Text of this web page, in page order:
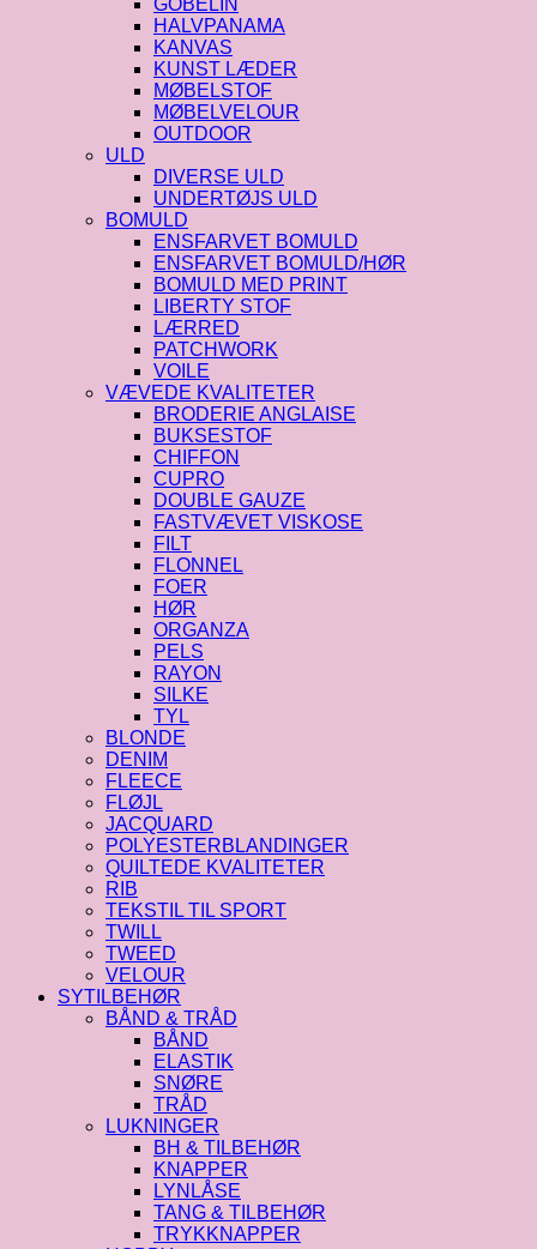
HALVPANAMA
KANVAS
KUNST LÆDER
MØBELSTOF
MØBELVELOUR
OUTDOOR
ULD
DIVERSE ULD
UNDERTØJS ULD
BOMULD
ENSFARVET BOMULD
ENSFARVET BOMULD/HØR
BOMULD MED PRINT
LIBERTY STOF
LÆRRED
PATCHWORK
VOILE
VÆVEDE KVALITETER
BRODERIE ANGLAISE
BUKSESTOF
CHIFFON
CUPRO
DOUBLE GAUZE
FASTVÆVET VISKOSE
FILT
FLONNEL
FOER
HØR
ORGANZA
PELS
RAYON
SILKE
TYL
BLONDE
DENIM
FLEECE
FLØJL
JACQUARD
POLYESTERBLANDINGER
QUILTEDE KVALITETER
RIB
TEKSTIL TIL SPORT
TWILL
TWEED
VELOUR
SYTILBEHØR
BÅND & TRÅD
BÅND
ELASTIK
SNØRE
TRÅD
LUKNINGER
BH & TILBEHØR
KNAPPER
LYNLÅSE
TANG & TILBEHØR
TRYKKNAPPER